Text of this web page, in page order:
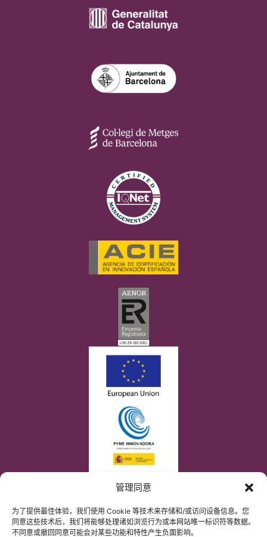
管理同意
为了提供最佳体验，我们使用 Cookie 等技术来存储和/或访问设备信息。您
同意这些技术后，我们将能够处理诸如浏览行为或本网站唯一标识符等数据。
不同意或撤回同意可能会对某些功能和特性产生负面影响。